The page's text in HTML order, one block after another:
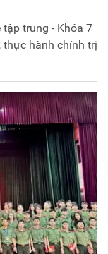
trung - Khóa 7
thực hành chính trị